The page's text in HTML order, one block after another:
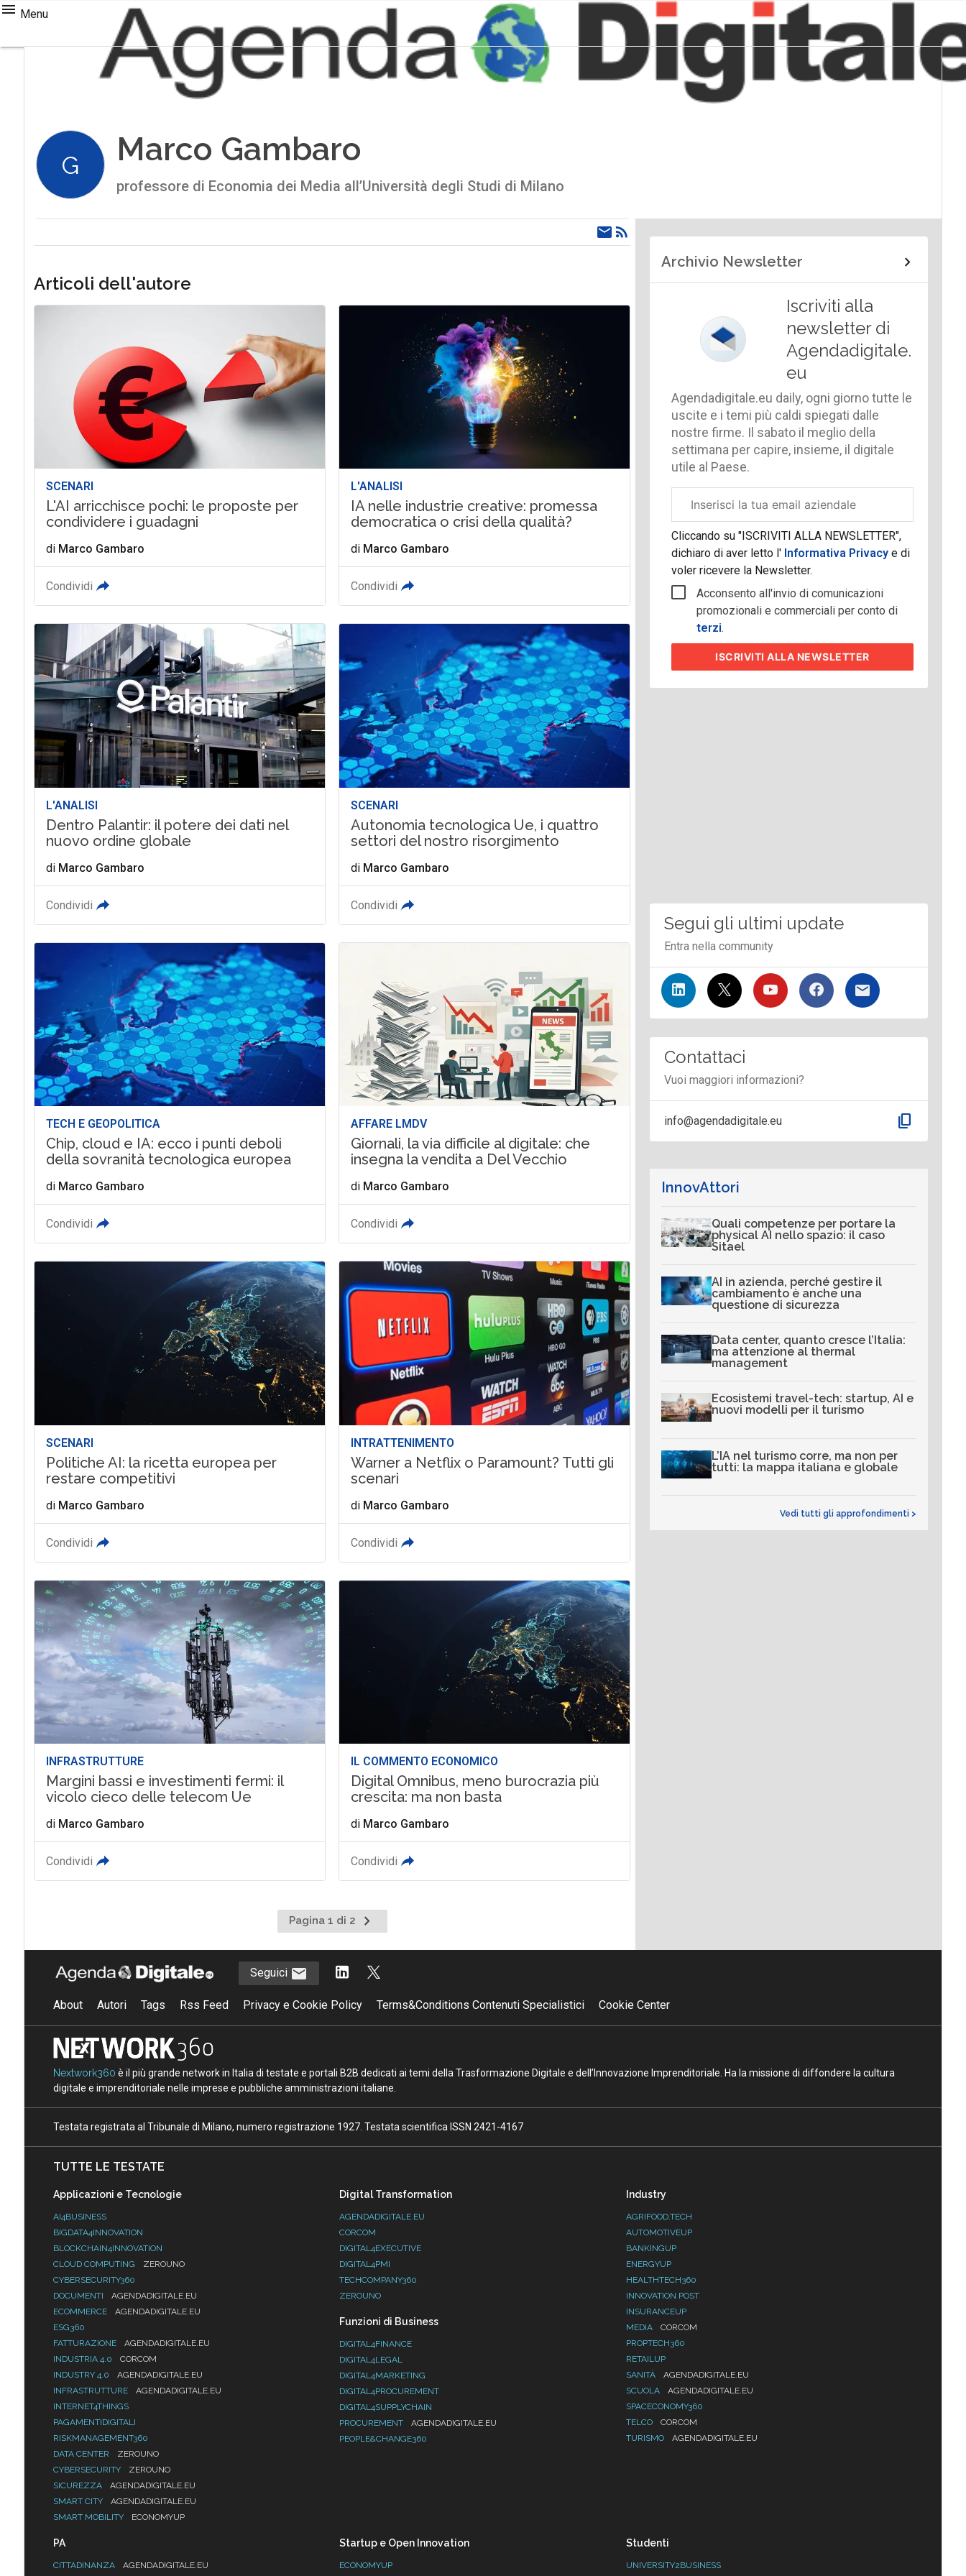
Menu
G Marco Gambaro
professore di Economia dei Media all’Università degli Studi di Milano
Articoli dell'autore
SCENARI
L'AI arricchisce pochi: le proposte per
condividere i guadagni
di Marco Gambaro
Condividi
L'ANALISI
IA nelle industrie creative: promessa
democratica o crisi della qualità?
di Marco Gambaro
Condividi
L'ANALISI
Dentro Palantir: il potere dei dati nel
nuovo ordine globale
di Marco Gambaro
Condividi
SCENARI
Autonomia tecnologica Ue, i quattro
settori del nostro risorgimento
di Marco Gambaro
Condividi
TECH E GEOPOLITICA
Chip, cloud e IA: ecco i punti deboli
della sovranità tecnologica europea
di Marco Gambaro
Condividi
AFFARE LMDV
Giornali, la via difficile al digitale: che
insegna la vendita a Del Vecchio
di Marco Gambaro
Condividi
SCENARI
Politiche AI: la ricetta europea per
restare competitivi
di Marco Gambaro
Condividi
INTRATTENIMENTO
Warner a Netflix o Paramount? Tutti gli
scenari
di Marco Gambaro
Condividi
INFRASTRUTTURE
Margini bassi e investimenti fermi: il
vicolo cieco delle telecom Ue
di Marco Gambaro
Condividi
IL COMMENTO ECONOMICO
Digital Omnibus, meno burocrazia più
crescita: ma non basta
di Marco Gambaro
Condividi
Pagina 1 di 2
Pagina
successiva
Archivio Newsletter
Iscriviti alla
newsletter di
Agendadigitale.
eu
Agendadigitale.eu daily, ogni giorno tutte le
uscite e i temi più caldi spiegati dalle
nostre firme. Il sabato il meglio della
settimana per capire, insieme, il digitale
utile al Paese.
aziendale
Cliccando su "ISCRIVITI ALLA NEWSLETTER",
dichiaro di aver letto l' Informativa Privacye di
voler ricevere la Newsletter.
Acconsento all'invio di comunicazioni
promozionali e commerciali per conto di
terzi.
ISCRIVITIALLA NEWSLETTER
Segui gli ultimi update
Entra nella community
Contattaci
Vuoi maggiori informazioni?
info@agendadigitale.eu content_copy
InnovAttori
Quali competenze per portare la
physical AI nello spazio: il caso
Sitael
AI in azienda, perché gestire il
cambiamento è anche una
questione di sicurezza
Data center, quanto cresce l’Italia:
ma attenzione al thermal
management
Ecosistemi travel-tech: startup, AI e
nuovi modelli per il turismo
L’IA nel turismo corre, ma non per
tutti: la mappa italiana e globale
Vedi tutti gli approfondimenti >
Seguici
About Autori Tags Rss Feed Privacy e Cookie Policy Terms&Conditions Contenuti Specialistici Cookie Center
Nextwork360 è il più grande network in Italia di testate e portali B2B dedicati ai temi della Trasformazione Digitale e dell’Innovazione Imprenditoriale. Ha la missione di diffondere la cultura
digitale e imprenditoriale nelle imprese e pubbliche amministrazioni italiane.
Testata registrata al Tribunale di Milano, numero registrazione 1927. Testata scientifica ISSN 2421-4167
TUTTE LE TESTATE
Applicazioni e Tecnologie
AI4BUSINESS
BIGDATA4INNOVATION
BLOCKCHAIN4INNOVATION
CLOUD COMPUTING
ZEROUNO
CYBERSECURITY360
DOCUMENTI
AGENDADIGITALE.EU
ECOMMERCE
AGENDADIGITALE.EU
ESG360
FATTURAZIONE
AGENDADIGITALE.EU
INDUSTRIA 4.0
CORCOM
INDUSTRY 4.0
AGENDADIGITALE.EU
INFRASTRUTTURE
AGENDADIGITALE.EU
INTERNET4THINGS
PAGAMENTIDIGITALI
RISKMANAGEMENT360
DATA CENTER
ZEROUNO
CYBERSECURITY
ZEROUNO
SICUREZZA
AGENDADIGITALE.EU
SMART CITY
AGENDADIGITALE.EU
SMART MOBILITY
ECONOMYUP
Digital Transformation
AGENDADIGITALE.EU
CORCOM
DIGITAL4EXECUTIVE
DIGITAL4PMI
TECHCOMPANY360
ZEROUNO
Funzioni di Business
DIGITAL4FINANCE
DIGITAL4LEGAL
DIGITAL4MARKETING
DIGITAL4PROCUREMENT
DIGITAL4SUPPLYCHAIN
PROCUREMENT
AGENDADIGITALE.EU
PEOPLE&CHANGE360
Industry
AGRIFOOD.TECH
AUTOMOTIVEUP
BANKINGUP
ENERGYUP
HEALTHTECH360
INNOVATION POST
INSURANCEUP
MEDIA
CORCOM
PROPTECH360
RETAILUP
SANITÀ
AGENDADIGITALE.EU
SCUOLA
AGENDADIGITALE.EU
SPACECONOMY360
TELCO
CORCOM
TURISMO
AGENDADIGITALE.EU
PA
CITTADINANZA
AGENDADIGITALE.EU
Startup e Open Innovation
ECONOMYUP
Studenti
UNIVERSITY2BUSINESS